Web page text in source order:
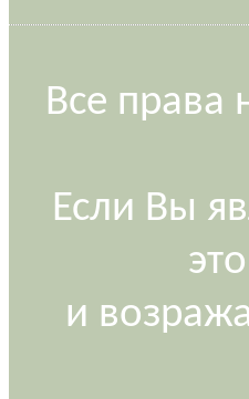
Все права
Если Вы
и